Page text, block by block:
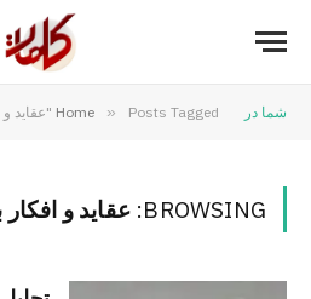
شما در Home » Posts Tagged "عقاید و افکار بودیزم"
BROWSING: عقاید و افکار